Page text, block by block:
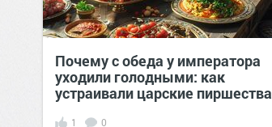
Почему с обеда у императора
уходили голодными: как
устраивали царские пиршества
1 0